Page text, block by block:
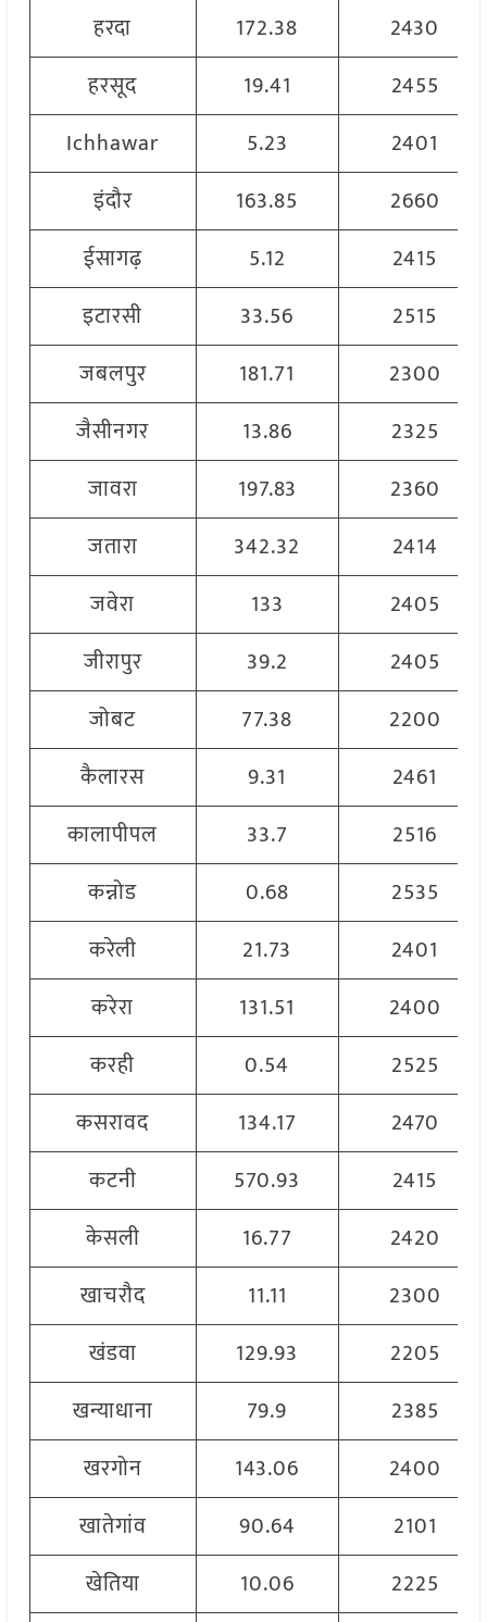
हरदा
172.38
2430
हरसूद
19.41
2455
Ichhawar
5.23
2401
इंदौर
163.85
2660
ईसागढ़
5.12
2415
इटारसी
33.56
2515
जबलपुर
181.71
2300
जैसीनगर
13.86
2325
जावरा
197.83
2360
जतारा
342.32
2414
जवेरा
133
2405
जीरापुर
39.2
2405
जोबट
77.38
2200
कैलारस
9.31
2461
कालापीपल
33.7
2516
कन्नोड
0.68
2535
करेली
21.73
2401
करेरा
131.51
2400
करही
0.54
2525
कसरावद
134.17
2470
कटनी
570.93
2415
केसली
16.77
2420
खाचरौद
11.11
2300
खंडवा
129.93
2205
खन्याधाना
79.9
2385
खरगोन
143.06
2400
खातेगांव
90.64
2101
खेतिया
10.06
2225